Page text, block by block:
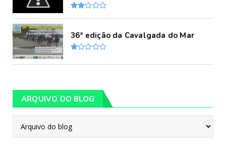
36ª edição da Cavalgada do Mar
ARQUIVO DO BLOG